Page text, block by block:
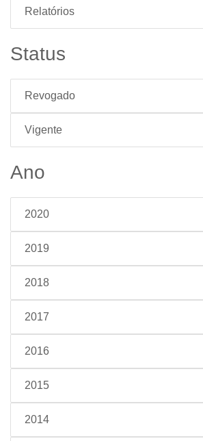
Relatórios
Status
Revogado
Vigente
Ano
2020
2019
2018
2017
2016
2015
2014